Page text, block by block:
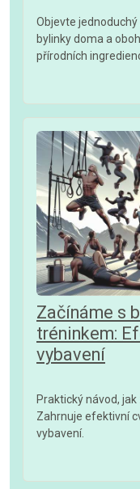
Objevte
bylinky doma a
přírodních
Začínáme s
tréninkem:
vybavení
Praktický návod,
Zahrnuje efektivní
vybavení.